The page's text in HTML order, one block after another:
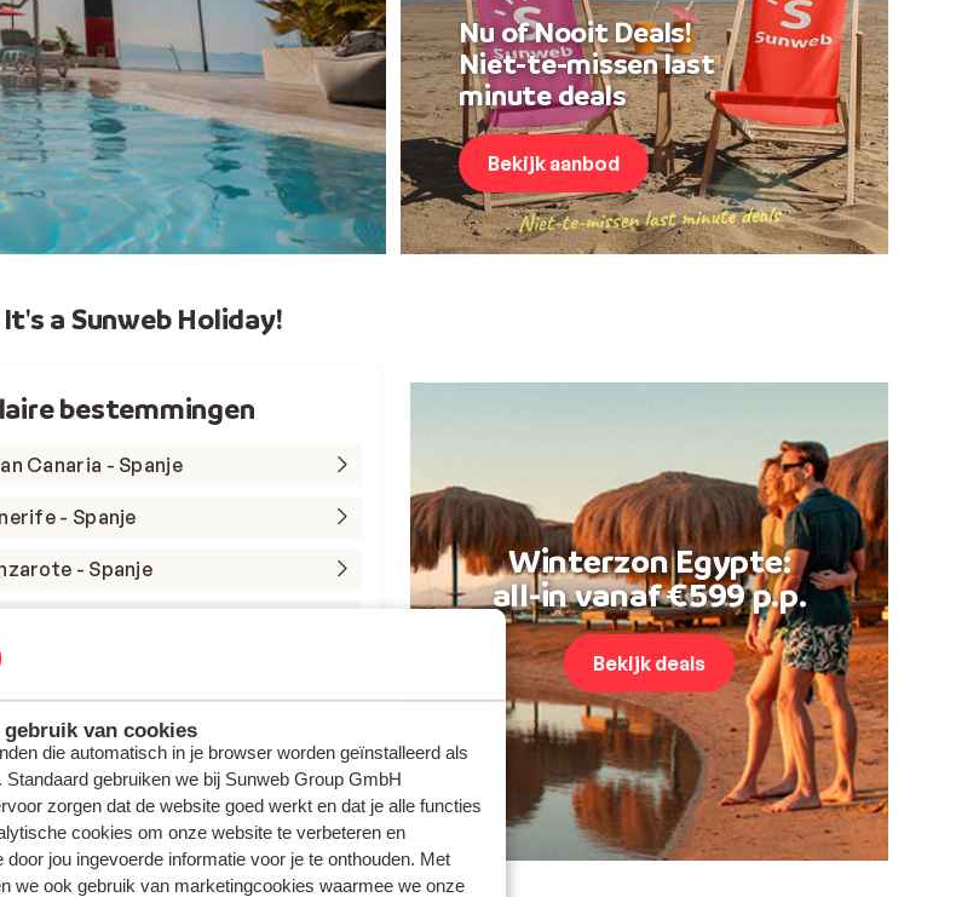
van cookies
die automatisch in je browser worden geïnstalleerd als
gebruiken we bij Sunweb Group GmbH
zorgen dat de website goed werkt en dat je alle functies
cookies om onze website te verbeteren en
jou ingevoerde informatie voor je te onthouden. Met
we ook gebruik van marketingcookies waarmee we onze
Nu of Nooit Deals!
Niet-te-missen last
minute deals
Bekijk aanbod
It's a Sunweb Holiday!
bestemmingen
Canaria - Spanje
- Spanje
- Spanje
Zee - Egypte
- Griekenland
- Griekenland
Riviera - Turkije
Winterzon Egypte:
all-in vanaf €599 p.p.
Bekijk deals